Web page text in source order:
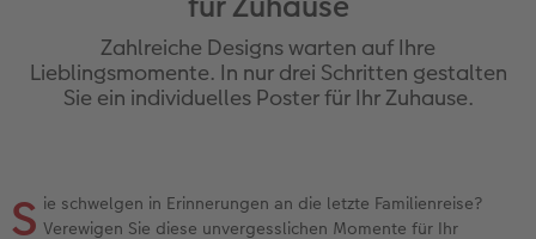
Jahrbuch gestalten
CEWE FOTOBUCH Kids
Nature Prints
Bilderboxen
Photo Streetmap Poster
Acrylglas
Dankeskarten Kommunion
Dankeskarten
Textilien
Schule & Büro
Wandkalender mit Design
NEU: Wandkalender Fineline
Max Case
Smartflip
nachhaltiger Schenken
Danke sagen
Zahlreiche Designs warten auf Ihre
Lieblingsmomente. In nur drei Schritten gestalten
Sie ein individuelles Poster für Ihr Zuhause.
S ie schwelgen in Erinnerungen an die letzte Familienreise?
Verewigen Sie diese unvergesslichen Momente für Ihr